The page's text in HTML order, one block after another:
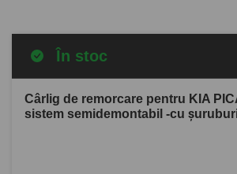
În stoc
Cârlig de remorcare pentru KIA
sistem semidemontabil -cu